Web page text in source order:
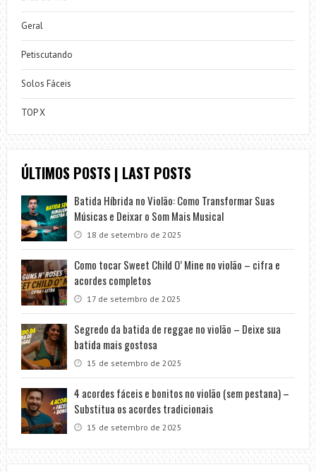
Geral
Petiscutando
Solos Fáceis
TOP X
ÚLTIMOS POSTS | LAST POSTS
Batida Híbrida no Violão: Como Transformar Suas
Músicas e Deixar o Som Mais Musical
18 de setembro de 2025
Como tocar Sweet Child O’ Mine no violão – cifra e
acordes completos
17 de setembro de 2025
Segredo da batida de reggae no violão – Deixe sua
batida mais gostosa
15 de setembro de 2025
4 acordes fáceis e bonitos no violão (sem pestana) –
Substitua os acordes tradicionais
15 de setembro de 2025